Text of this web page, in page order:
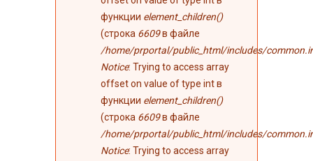
функции element_children()
(строка 6609в файле
/home/prportal/public_html/includes/
Notice: Trying to access array
offset on value of type int в
функции element_children()
(строка 6609в файле
/home/prportal/public_html/includes/
Notice: Trying to access array